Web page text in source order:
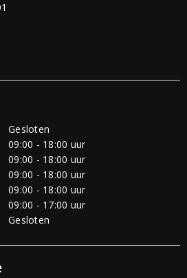
Gesloten
09:00 - 18:00 uur
09:00 - 18:00 uur
09:00 - 18:00 uur
09:00 - 18:00 uur
09:00 - 17:00 uur
Gesloten